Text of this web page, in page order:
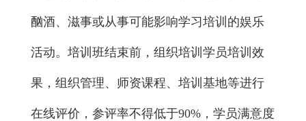
酗酒、滋事或从事可能影响学习培训的娱乐
活动。 培训班结束前，组织培训学员培训效
果，组织管理、师资课程、培训基地等进行
在线评价，参评率不得低于90% ，学员满意度